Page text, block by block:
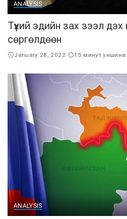
ANALYSIS
Түүхий эдийн зах зээл
сөргөлдөөн
January 28, 2022 15 минут уншина
ANALYSIS